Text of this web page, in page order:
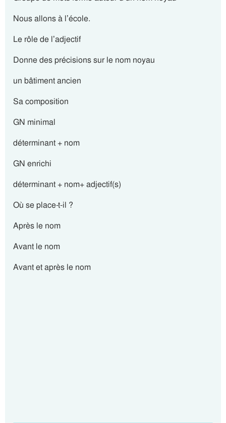
Nous allons à l’école.
Le rôle de l’adjectif
Donne des précisions sur le nom noyau
un bâtiment ancien
Sa composition
GN minimal
déterminant + nom
GN enrichi
déterminant + nom+ adjectif(s)
Où se place-t-il ?
Après le nom
Avant le nom
Avant et après le nom